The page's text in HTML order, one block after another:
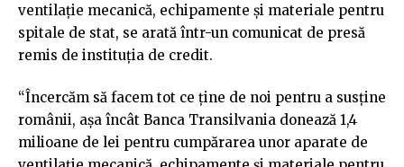
ventilaţie mecanică, echipamente şi materiale pentru
spitale de stat, se arată într-un comunicat de presă
remis de instituția de credit.
“Încercăm să facem tot ce ţine de noi pentru a susţine
românii, aşa încât Banca Transilvania donează 1,4
milioane de lei pentru cumpărarea unor aparate de